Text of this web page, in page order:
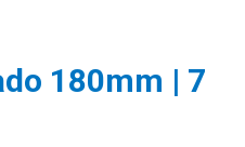
180mm | 7